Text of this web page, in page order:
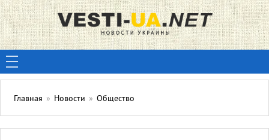
Главная » Новости » Общество